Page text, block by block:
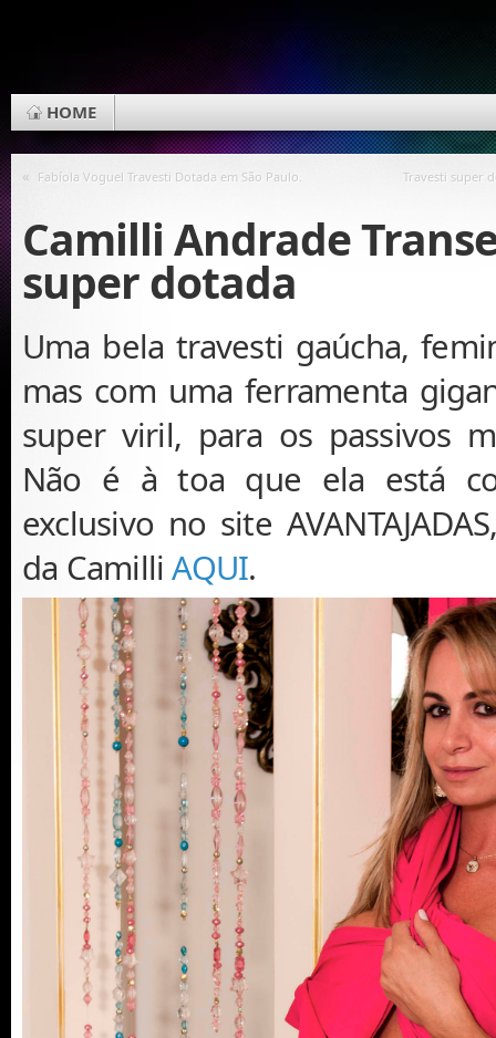
HOME
« Fabíola Voguel Travesti Dotada em São Paulo. Travesti super
Camilli Andrade
super dotada
Uma bela travesti gaúcha,
mas com uma ferramenta
super viril, para os passivos
Não é à toa que ela está
exclusivo no site
da CamilliAQUI.